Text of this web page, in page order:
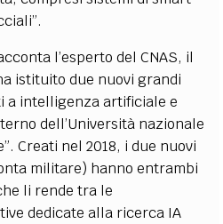
l’esperto del CNAS, il
istituito due nuovi grandi
a intelligenza artificiale e
dell’Università nazionale
Creati nel 2018, i due nuovi
militare) hanno entrambi
li rende tra le
dedicate alla ricerca IA